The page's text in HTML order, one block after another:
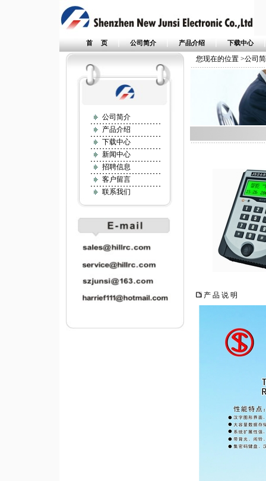
首 页 | 公司简介 | 产品介绍 | 下载中心
公司简介
产品介绍
下载中心
新闻中心
招聘信息
客户留言
联系我们
您现在的位置 >公司
产 品 说 明